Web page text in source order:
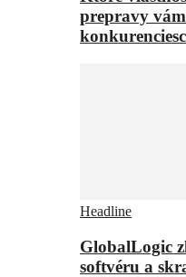
prepravy
Headline
GlobalLogic
softvéru a